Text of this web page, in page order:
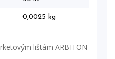
0,0025 kg
lištám ARBITON